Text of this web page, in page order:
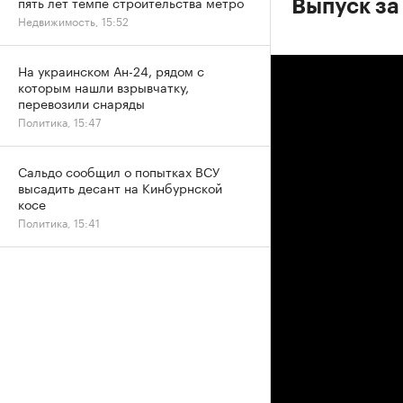
Выпуск
Недвижимость, 15:52
На украинском Ан-24, рядом с
которым нашли взрывчатку,
перевозили снаряды
Политика, 15:47
Сальдо сообщил о попытках ВСУ
высадить десант на Кинбурнской
косе
Политика, 15:41